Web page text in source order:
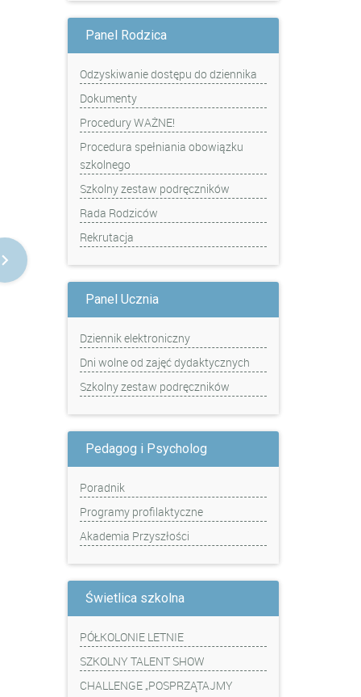
Panel Rodzica
Odzyskiwanie dostępu do dziennika
Dokumenty
Procedury WAŻNE!
Procedura spełniania obowiązku
szkolnego
Szkolny zestaw podręczników
Rada Rodziców
Rekrutacja
Panel Ucznia
Dziennik elektroniczny
Dni wolne od zajęć dydaktycznych
Szkolny zestaw podręczników
Pedagog i Psycholog
Poradnik
Programy profilaktyczne
Akademia Przyszłości
Świetlica szkolna
PÓŁKOLONIE LETNIE
SZKOLNY TALENT SHOW
CHALLENGE „POSPRZĄTAJMY